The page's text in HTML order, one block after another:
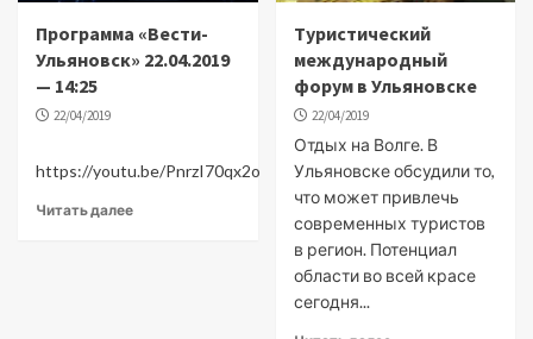
Программа «Вести-
Ульяновск» 22.04.2019
— 14:25
22/04/2019
https://youtu.be/PnrzI70qx2o
Читать далее
Туристический
международный
форум в Ульяновске
22/04/2019
Отдых на Волге. В
Ульяновске обсудили то,
что может привлечь
современных туристов
в регион. Потенциал
области во всей красе
сегодня...